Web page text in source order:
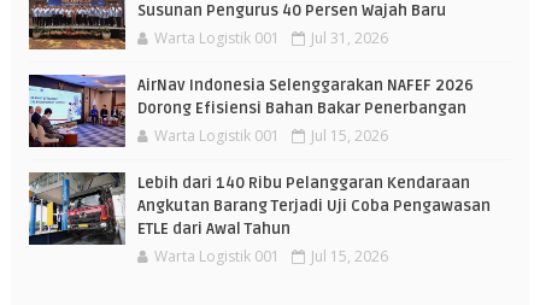
Susunan Pengurus 40 Persen Wajah Baru
Warta Logistik 001 Jul 31, 2026
AirNav Indonesia Selenggarakan NAFEF 2026
Dorong Efisiensi Bahan Bakar Penerbangan
Warta Logistik 001 Jul 15, 2026
Lebih dari 140 Ribu Pelanggaran Kendaraan
Angkutan Barang Terjadi Uji Coba Pengawasan
ETLE dari Awal Tahun
Warta Logistik 001 Jul 15, 2026